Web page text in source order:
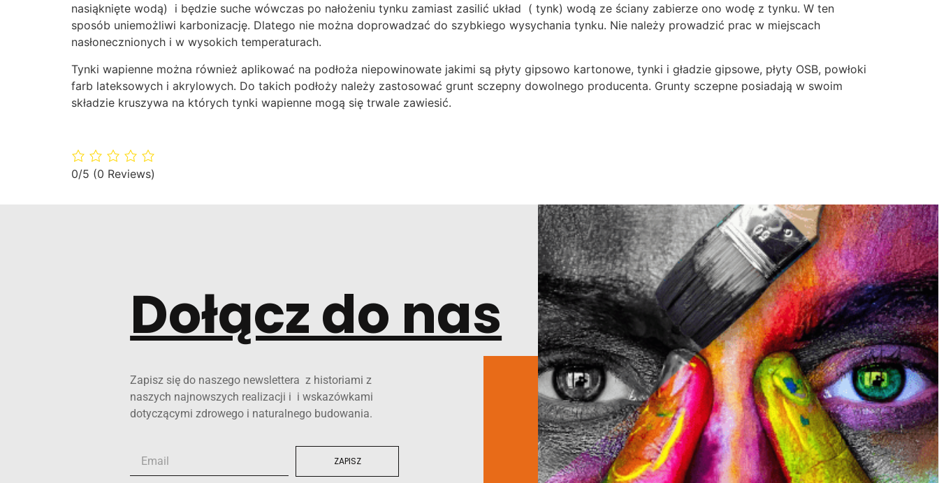
nasiąknięte wodą) i będzie suche wówczas po nałożeniu tynku zamiast zasilić układ ( tynk) wodą ze ściany zabierze ono wodę z tynku. W ten
sposób uniemożliwi karbonizację. Dlatego nie można doprowadzać do szybkiego wysychania tynku. Nie należy prowadzić prac w miejscach
nasłonecznionych i w wysokich temperaturach.
Tynki wapienne można również aplikować na podłoża niepowinowate jakimi są płyty gipsowo kartonowe, tynki i gładzie gipsowe, płyty OSB, powłoki
farb lateksowych i akrylowych. Do takich podłoży należy zastosować grunt sczepny dowolnego producenta. Grunty sczepne posiadają w swoim
składzie kruszywa na których tynki wapienne mogą się trwale zawiesić.
0/5 (0 Reviews)
Dołącz do nas
Zapisz się do naszego newslettera z historiami z
naszych najnowszych realizacji i i wskazówkami
dotyczącymi zdrowego i naturalnego budowania.
ZAPISZ